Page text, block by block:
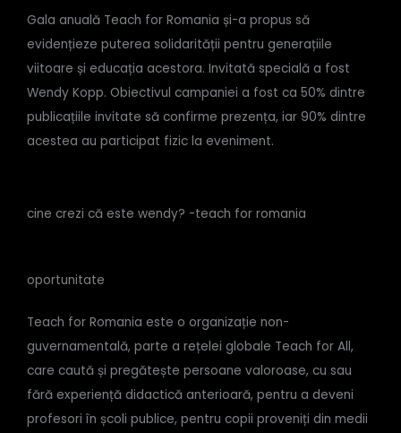
Gala anuală Teach for Romania și-a propus să
evidențieze puterea solidarității pentru generațiile
viitoare și educația acestora. Invitată specială a fost
Wendy Kopp. Obiectivul campaniei a fost ca 50% dintre
publicațiile invitate să confirme prezența, iar 90% dintre
acestea au participat fizic la eveniment.
cine crezi că este wendy? -teach for romania
oportunitate
Teach for Romania este o organizație non-
guvernamentală, parte a rețelei globale Teach for All,
care caută și pregătește persoane valoroase, cu sau
fără experiență didactică anterioară, pentru a deveni
profesori în școli publice, pentru copii proveniți din medii